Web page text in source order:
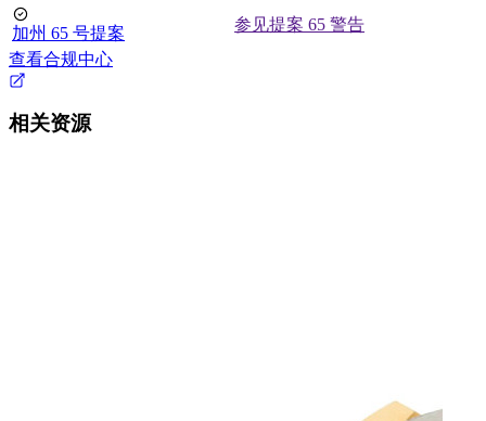
加州 65 号提案
参见提案 65 警告
查看合规中心
相关资源